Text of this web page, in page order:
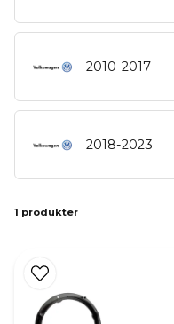
2010-2017
2018-2023
1 produkter